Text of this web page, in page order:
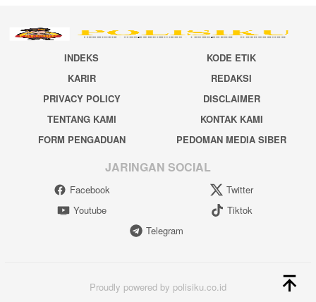
INDEKS
KODE ETIK
KARIR
REDAKSI
PRIVACY POLICY
DISCLAIMER
TENTANG KAMI
KONTAK KAMI
FORM PENGADUAN
PEDOMAN MEDIA SIBER
JARINGAN SOCIAL
Facebook
Twitter
Youtube
Tiktok
Telegram
Proudly powered by polisiku.co.id